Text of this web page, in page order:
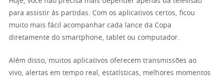
para assistir às partidas. Com os aplicativos certos, ficou
muito mais fácil acompanhar cada lance da Copa
diretamente do smartphone, tablet ou computador.
Além disso, muitos aplicativos oferecem transmissões ao
vivo, alertas em tempo real, estatísticas, melhores momentos